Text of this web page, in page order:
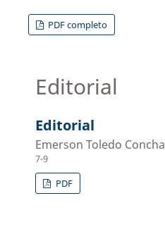
PDF completo
Editorial
Editorial
Emerson Toledo Concha
7-9
PDF